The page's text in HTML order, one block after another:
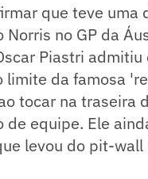
que teve uma
Norris no GP da
Piastri admitiu
limite da famosa
tocar na traseira
de equipe. Ele
levou do pit-wall